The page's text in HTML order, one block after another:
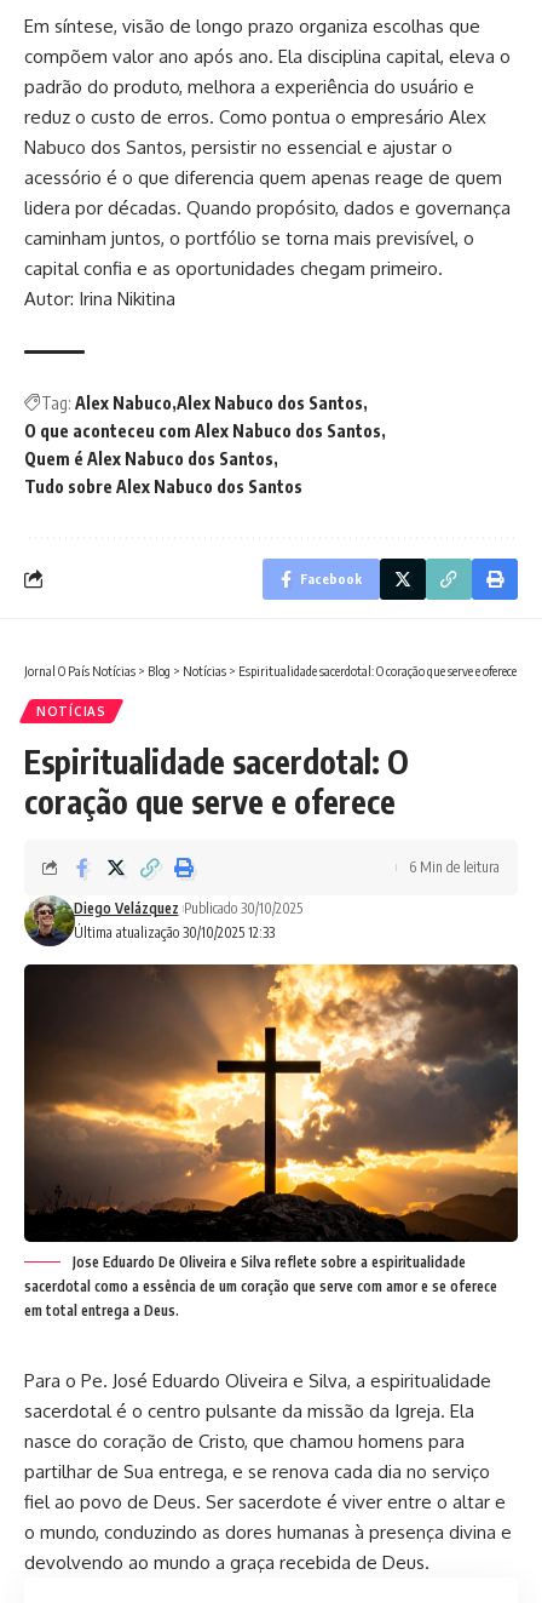
Em síntese, visão de longo prazo organiza escolhas que
compõem valor ano após ano. Ela disciplina capital, eleva o
padrão do produto, melhora a experiência do usuário e
reduz o custo de erros. Como pontua o empresário Alex
Nabuco dos Santos, persistir no essencial e ajustar o
acessório é o que diferencia quem apenas reage de quem
lidera por décadas. Quando propósito, dados e governança
caminham juntos, o portfólio se torna mais previsível, o
capital confia e as oportunidades chegam primeiro.
Autor: Irina Nikitina
Tag: Alex Nabuco Alex Nabuco dos Santos
O que aconteceu com Alex Nabuco dos Santos
Quem é Alex Nabuco dos Santos
Tudo sobre Alex Nabuco dos Santos
Facebook
Jornal O País Notícias > Blog > Notícias > Espiritualidade sacerdotal: O coração que serve e oferece
NOTÍCIAS
Espiritualidade sacerdotal: O
coração que serve e oferece
Última atualização 30/10/2025 12:33
Diego Velázquez Publicado 30/10/2025
6 Min de leitura
Jose Eduardo De Oliveira e Silva reflete sobre a espiritualidade
sacerdotal como a essência de um coração que serve com amor e se oferece
em total entrega a Deus.
Para o Pe. José Eduardo Oliveira e Silva, a espiritualidade
sacerdotal é o centro pulsante da missão da Igreja. Ela
nasce do coração de Cristo, que chamou homens para
partilhar de Sua entrega, e se renova cada dia no serviço
fiel ao povo de Deus. Ser sacerdote é viver entre o altar e
o mundo, conduzindo as dores humanas à presença divina e
devolvendo ao mundo a graça recebida de Deus.